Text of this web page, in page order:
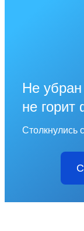
Не
не горит
Столкнулись